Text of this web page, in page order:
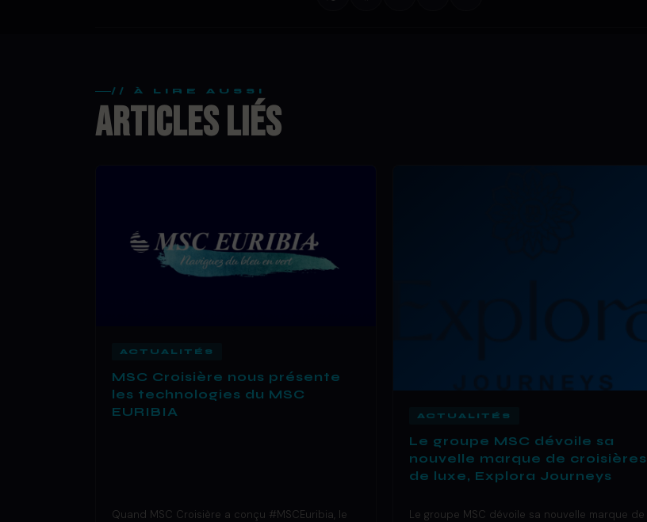
// À LIRE AUSSI
ARTICLES LIÉS
ACTUALITÉS
MSC Croisière nous présente
les technologies du MSC
EURIBIA
Quand MSC Croisière a conçu #MSCEuribia, le
ACTUALITÉS
Le groupe MSC dévoile sa
nouvelle marque de croisières
de luxe, Explora Journeys
Le groupe MSC dévoile sa nouvelle marque de